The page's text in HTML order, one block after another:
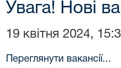
Увага! Нові
19 квітня 2024,
Переглянути вакансії...